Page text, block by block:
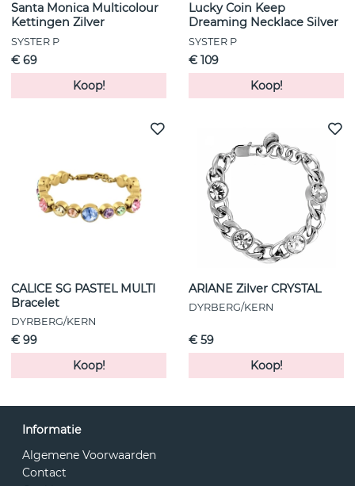
Santa Monica Multicolour
Kettingen Zilver
SYSTER P
€ 69
Koop!
Lucky Coin Keep
Dreaming Necklace Silver
SYSTER P
€ 109
Koop!
CALICE SG PASTEL MULTI
Bracelet
DYRBERG/KERN
€ 99
Koop!
ARIANE Zilver CRYSTAL
DYRBERG/KERN
€ 59
Koop!
Informatie
Algemene Voorwaarden
Contact